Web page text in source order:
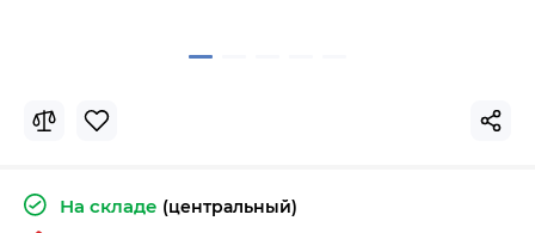
На складе (центральный)